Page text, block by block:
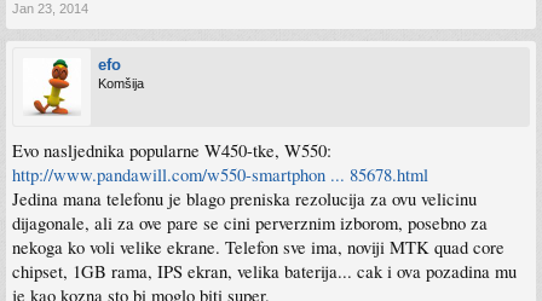
Jan 23, 2014
efo
Komšija
Evo nasljednika popularne W450-tke, W550:
http://www.pandawill.com/w550-smartphon ... 85678.html
Jedina mana telefonu je blago preniska rezolucija za ovu velicinu
dijagonale, ali za ove pare se cini perverznim izborom, posebno za
nekoga ko voli velike ekrane. Telefon sve ima, noviji MTK quad core
chipset, 1GB rama, IPS ekran, velika baterija... cak i ova pozadina mu
je kao kozna sto bi moglo biti super.